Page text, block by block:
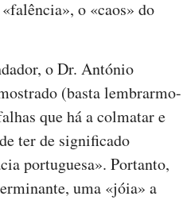
o «caos» do
o Dr. António
(basta lembrarmo-
que há a colmatar e
ter de significado
portuguesa». Portanto,
uma «jóia» a